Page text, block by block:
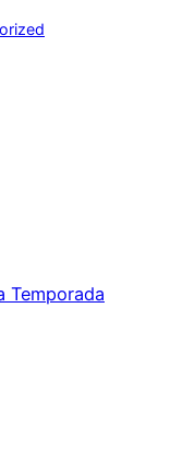
Temporada